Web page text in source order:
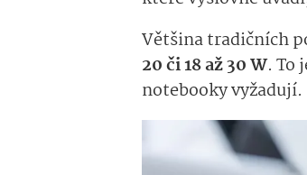
Většina tradičních
20 či 18 až 30 W. To
notebooky vyžadují.